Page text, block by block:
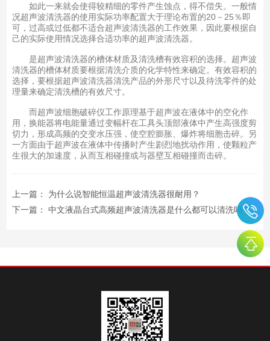
如此一来就会使得较精细的零件产生蚀点，得不偿失。一般情
况超声波清洗器的使用实际功率配置大于理论布置的20－25％即
可，过高或过低都不适合超声波清洗器的工作效果，因此要根据自
己的实际使用情况选择合适功率的超声波清洗器。
是超声波清洗器的槽体材质及清洗槽有效容积的选择。超声波
清洗器的槽体材质要根据清洗介质的化学特性来确定。有效容积的
选择，要根据超声波清洗器清洗产品的外形尺寸以及待洗零件的处
理量来确定清洗槽的有效尺寸。
而超声波细胞破碎仪工作原理基于超声波在液体中的空化作
用，换能器将电能量通过变幅杆在工具头顶部液体中产生高强度剪
切力，形成高频的交变水压强，使空腔膨胀、爆炸将细胞击碎。另
一方面由于超声波在液体中传播时产生剧烈地扰动作用，使颗粒产
生很大的加速度，从而互相碰撞或与器壁互相碰撞而击碎。
上一篇： 为什么说智能恒温超声波清洗器很耐用？
下一篇： 中文液晶台式高频超声波清洗器是什么都可以清洗吗？